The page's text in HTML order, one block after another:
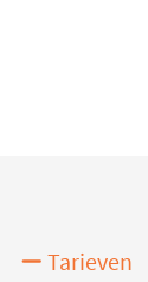
Tarieven